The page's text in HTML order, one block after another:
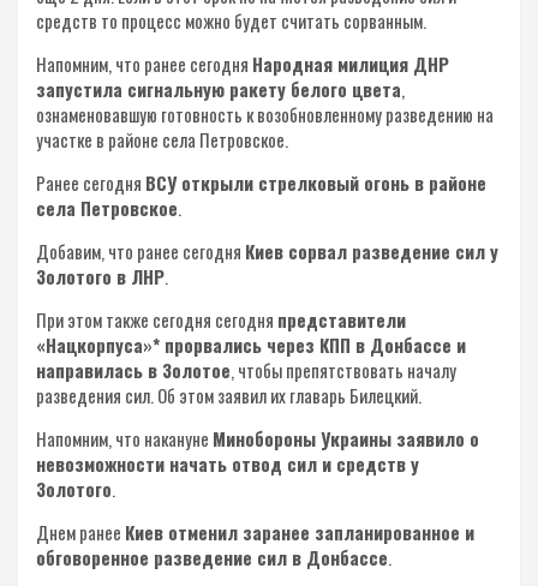
средств то процесс можно будет считать сорванным.
Напомним, что ранее сегодня Народная милиция ДНР
запустила сигнальную ракету белого цвета,
ознаменовавшую готовность к возобновленному разведению на
участке в районе села Петровское.
Ранее сегодня ВСУ открыли стрелковый огонь в районе
села Петровское.
Добавим, что ранее сегодня Киев сорвал разведение сил у
Золотого в ЛНР.
При этом также сегодня сегодня представители
«Нацкорпуса»* прорвались через КПП в Донбассе и
направилась в Золотое, чтобы препятствовать началу
разведения сил. Об этом заявил их главарь Билецкий.
Напомним, что накануне Минобороны Украины заявило о
невозможности начать отвод сил и средств у
Золотого.
Днем ранее Киев отменил заранее запланированное и
обговоренное разведение сил в Донбассе.